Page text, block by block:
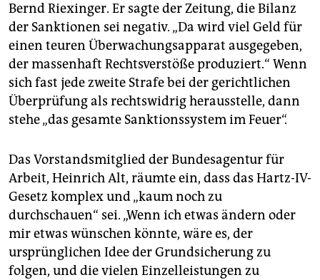
Bernd Riexinger. Er sagte der Zeitung, die Bilanz
der Sanktionen sei negativ. „Da wird viel Geld für
einen teuren Überwachungsapparat ausgegeben,
der massenhaft Rechtsverstöße produziert.“ Wenn
sich fast jede zweite Strafe bei der gerichtlichen
Überprüfung als rechtswidrig herausstelle, dann
stehe „das gesamte Sanktionssystem im Feuer“.
Das Vorstandsmitglied der Bundesagentur für
Arbeit, Heinrich Alt, räumte ein, dass das Hartz-IV-
Gesetz komplex und „kaum noch zu
durchschauen“ sei. „Wenn ich etwas ändern oder
mir etwas wünschen könnte, wäre es, der
ursprünglichen Idee der Grundsicherung zu
folgen, und die vielen Einzelleistungen zu